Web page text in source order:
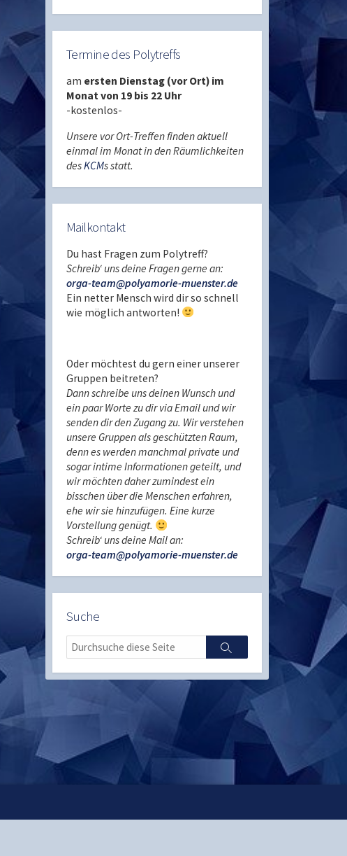
Termine des Polytreffs
am ersten Dienstag (vor Ort) im
Monat von 19 bis 22 Uhr
-kostenlos-
Unsere vor Ort-Treffen finden aktuell
einmal im Monat in den Räumlichkeiten
desKCMs statt.
Mailkontakt
Du hast Fragen zum Polytreff?
Schreib‘ uns deine Fragen gerne an:
orga-team@polyamorie-muenster.de
Ein netter Mensch wird dir so schnell
wie möglich antworten!
Oder möchtest du gern einer unserer
Gruppen beitreten?
Dann schreibe uns deinen Wunsch und
ein paar Worte zu dir via Email und wir
senden dir den Zugang zu. Wir verstehen
unsere Gruppen als geschützten Raum,
denn es werden manchmal private und
sogar intime Informationen geteilt, und
wir möchten daher zumindest ein
bisschen über die Menschen erfahren,
ehe wir sie hinzufügen. Eine kurze
Vorstellung genügt.
Schreib‘ uns deine Mail an:
orga-team@polyamorie-muenster.de
Suche
Search
Search